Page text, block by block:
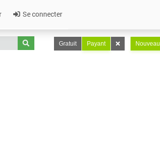
Se connecter
Gratuit Payant Nouveau